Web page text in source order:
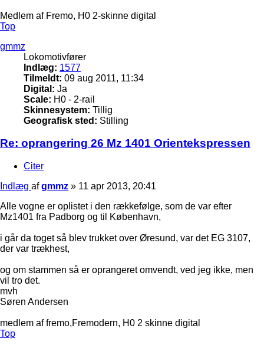
Medlem af Fremo, H0 2-skinne digital
Top
gmmz
Lokomotivfører
Indlæg: 1577
Tilmeldt: 09 aug 2011, 11:34
Digital: Ja
Scale: H0 - 2-rail
Skinnesystem: Tillig
Geografisk sted: Stilling
Re: oprangering 26 Mz 1401 Orientekspressen
Citer
Indlæg afgmmz » 11 apr 2013, 20:41
Alle vogne er oplistet i den rækkefølge, som de var efter
Mz1401 fra Padborg og til København,
i går da toget så blev trukket over Øresund, var det EG 3107,
der var trækhest,
og om stammen så er oprangeret omvendt, ved jeg ikke, men
vil tro det.
mvh
Søren Andersen
medlem af fremo,Fremodern, H0 2 skinne digital
Top